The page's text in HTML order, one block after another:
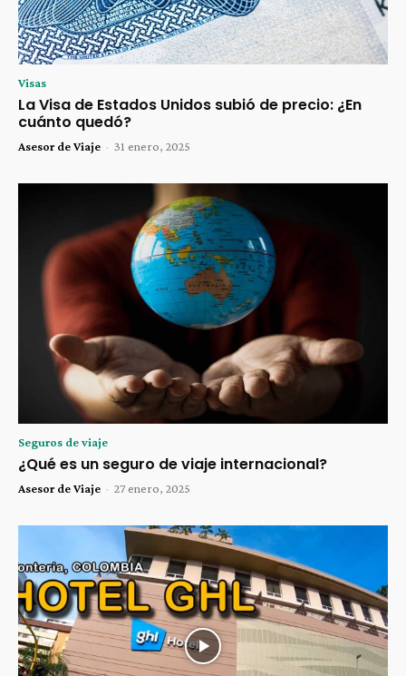
Visas
La Visa de Estados Unidos subió de precio: ¿En
cuánto quedó?
Asesor de Viaje - 31 enero, 2025
Seguros de viaje
¿Qué es un seguro de viaje internacional?
Asesor de Viaje - 27 enero, 2025